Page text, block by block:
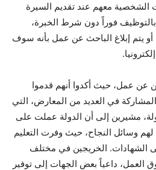
الشخصية معهم عند تقديم السيرة
بالتوظيف فوراً دون شرط الخبرة،
أو يتم إبلاغ الباحث عن عمل بأنه سوف
عن عمل، حيث أكدوا أنهم قدموا
في العديد من المعارض، التي
مشيرين إلى أن الدولة عملت على
وسائل النجاح، حيث وفرت التعليم
الشهادات. الخريجين في مختلف
العمل، داعياً بعض الجهات إلى توفير